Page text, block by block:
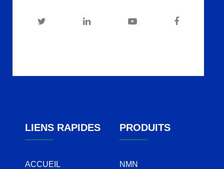
LIENS RAPIDES
ACCUEIL
PRODUITS
NMN